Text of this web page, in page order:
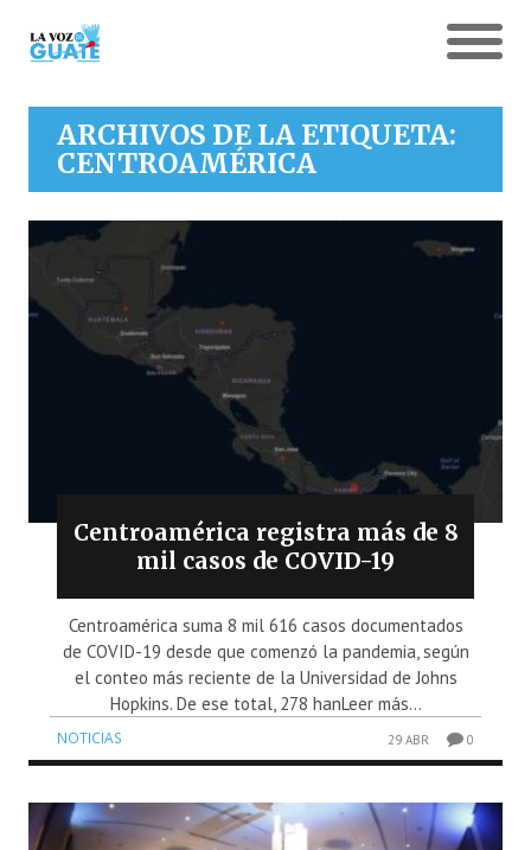
ARCHIVOS DE LA ETIQUETA:
CENTROAMÉRICA
Centroamérica registra más de 8
mil casos de COVID-19
Centroamérica suma 8 mil 616 casos documentados
de COVID-19 desde que comenzó la pandemia, según
el conteo más reciente de la Universidad de Johns
Hopkins. De ese total, 278 hanLeer más...
NOTICIAS 29 ABR 0